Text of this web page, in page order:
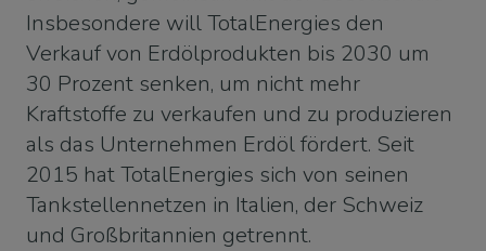
Insbesondere will TotalEnergies den
Verkauf von Erdölprodukten bis 2030 um
30 Prozent senken, um nicht mehr
Kraftstoffe zu verkaufen und zu produzieren
als das Unternehmen Erdöl fördert. Seit
2015 hat TotalEnergies sich von seinen
Tankstellennetzen in Italien, der Schweiz
und Großbritannien getrennt.